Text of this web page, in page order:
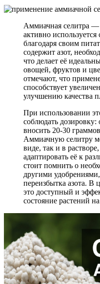
Аммиачная селитра —
активно
благодаря своим
содержит азот,
что делает её
овощей, фруктов и
отмечают, что
способствует
улучшению качества
При использовании
соблюдать
вносить 20-30
Аммиачную селитру
виде, так и в
адаптировать её к
стоит помнить о
другими
переизбытка азота. В
это доступный и
состояние растений на